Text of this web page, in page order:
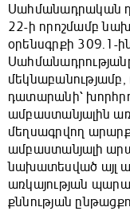
Սահմանադրական
22-ի որոշմամբ
օրենսգրքի 309.1-
դատարանի՝
ամբաստանյալին
մեղսագրվող
ամբաստանյալի
նախատեսված այլ
առկայության
քննության